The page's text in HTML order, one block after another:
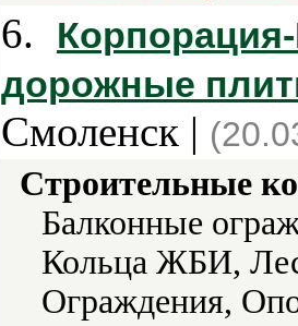
6.
дорожные
Смоленск |
Строительные
Балконные
Кольца ЖБИ,
Ограждения,